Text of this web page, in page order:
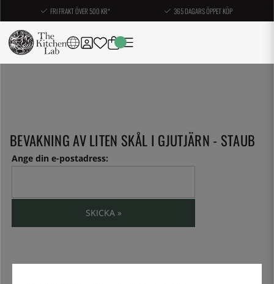
FRI FRAKT ÖVER 500 KR* 365 DAGARS ÖPPET KÖP
BEVAKNING AV LITEN SKÅL I GJUTJÄRN - STAUB
Ange din e-postadress:
SKICKA »